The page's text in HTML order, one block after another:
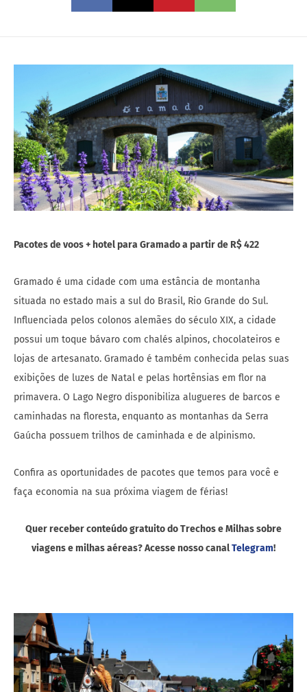
Pacotes de voos + hotel para Gramado a partir de R$ 422
Gramado é uma cidade com uma estância de montanha
situada no estado mais a sul do Brasil, Rio Grande do Sul.
Influenciada pelos colonos alemães do século XIX, a cidade
possui um toque bávaro com chalés alpinos, chocolateiros e
lojas de artesanato. Gramado é também conhecida pelas suas
exibições de luzes de Natal e pelas hortênsias em flor na
primavera. O Lago Negro disponibiliza alugueres de barcos e
caminhadas na floresta, enquanto as montanhas da Serra
Gaúcha possuem trilhos de caminhada e de alpinismo.
Confira as oportunidades de pacotes que temos para você e
faça economia na sua próxima viagem de férias!
Quer receber conteúdo gratuito do Trechos e Milhas sobre
viagens e milhas aéreas? Acesse nosso canalTelegram!